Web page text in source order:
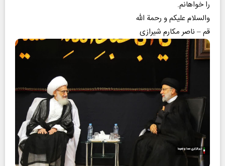
را خواهانم.
والسلام علیکم و رحمة الله
قم – ناصر مکارم شیرازی